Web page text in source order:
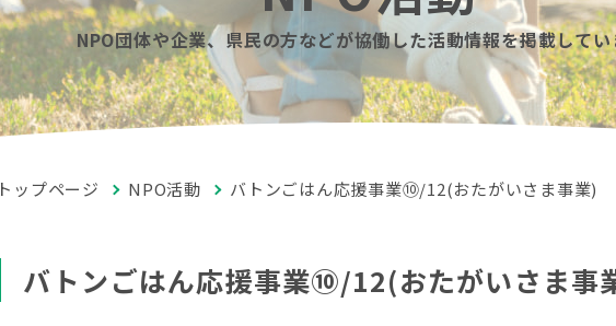
NPO団体や企業、県民の方などが協働した活動情報を掲載してい
トップページ NPO活動 バトンごはん応援事業⑩/12(おたがいさま事業)
バトンごはん応援事業⑩/12(おたがいさま事